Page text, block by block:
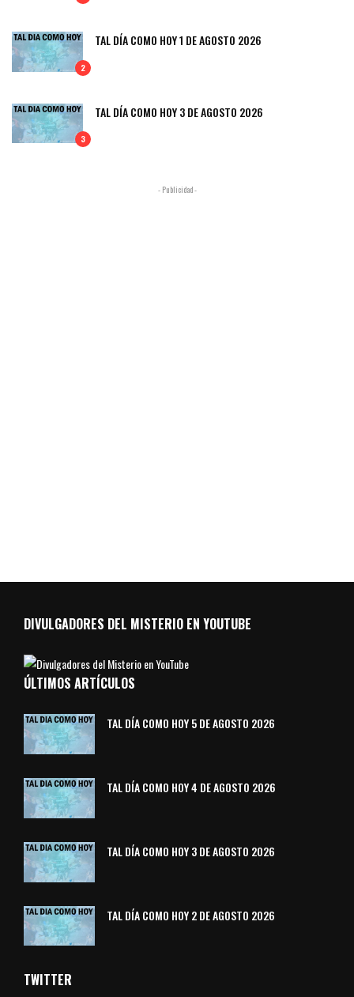
2
TAL DÍA COMO HOY 1 DE AGOSTO 2026
3
TAL DÍA COMO HOY 3 DE AGOSTO 2026
- Publicidad -
DIVULGADORES DEL MISTERIO EN YOUTUBE
ÚLTIMOS ARTÍCULOS
TAL DÍA COMO HOY 5 DE AGOSTO 2026
TAL DÍA COMO HOY 4 DE AGOSTO 2026
TAL DÍA COMO HOY 3 DE AGOSTO 2026
TAL DÍA COMO HOY 2 DE AGOSTO 2026
TWITTER